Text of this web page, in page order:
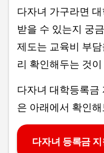
다자녀 가구라면
받을 수 있는지 궁
제도는 교육비 부
리 확인해두는 것
다자녀 대학등록금
은 아래에서 확인
다자녀 등록금 지